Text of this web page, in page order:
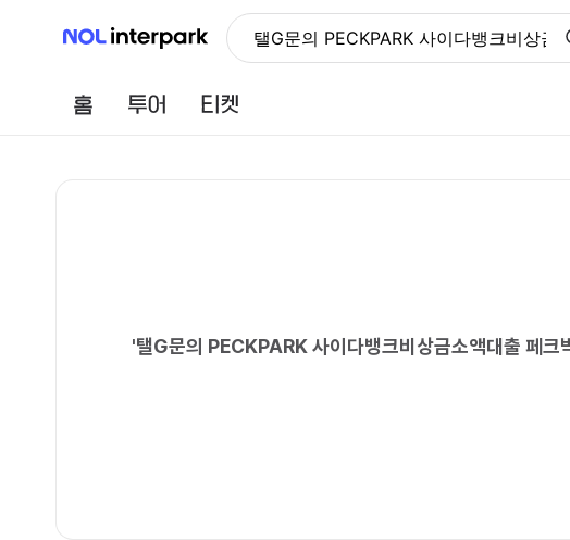
NOL 인터파크 탤G문의 PECKPARK 사이다뱅크비상
홈 투어
'탤G문의 PECKPARK 사이다뱅크비상금소액대출 페